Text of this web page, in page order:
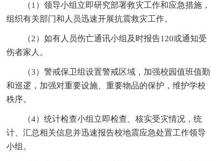
（1）领导小组立即研究部署救灾工作和应急措施，
组织有关部门和人员迅速开展抗震救灾工作。
（2）如有人员伤亡通讯小组及时报告120或通知受
伤者家人。
（3）警戒保卫组设置警戒区域，加强校园值班值勤
和巡逻，加强对重要设施、重要物品的保护，维护学校
秩序。
（4）统计检查小组立即检查、核实受灾情况，统
计、汇总相关信息并迅速报告校地震应急处置工作领导
小组。